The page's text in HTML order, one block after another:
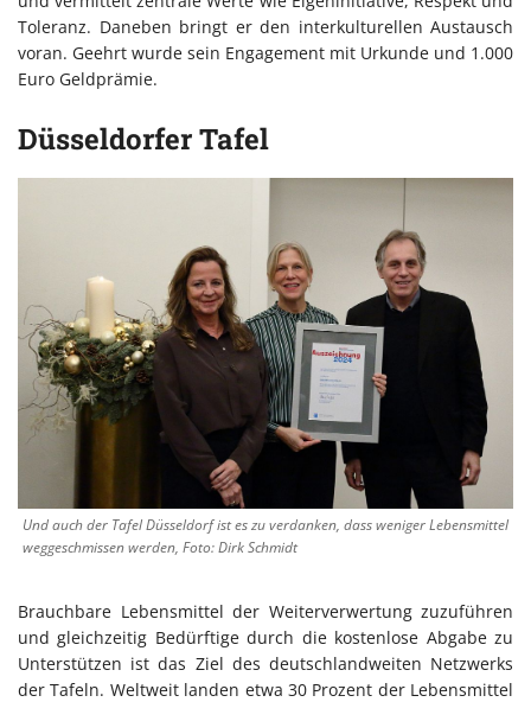
Toleranz. Daneben bringt er den interkulturellen Austausch
voran. Geehrt wurde sein Engagement mit Urkunde und 1.000
Euro Geldprämie.
Düsseldorfer Tafel
Und auch der Tafel Düsseldorf ist es zu verdanken, dass weniger Lebensmittel
weggeschmissen werden, Foto: Dirk Schmidt
Brauchbare Lebensmittel der Weiterverwertung zuzuführen
und gleichzeitig Bedürftige durch die kostenlose Abgabe zu
Unterstützen ist das Ziel des deutschlandweiten Netzwerks
der Tafeln. Weltweit landen etwa 30 Prozent der Lebensmittel